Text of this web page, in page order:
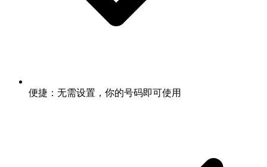
便捷：无需设置，你的号码即可使用